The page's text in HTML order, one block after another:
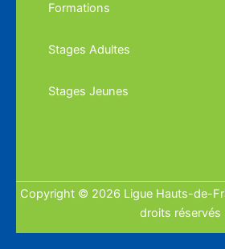
Formations
Stages Adultes
Stages Jeunes
Copyright © 2026 Ligue Hauts-de-
droits réservés